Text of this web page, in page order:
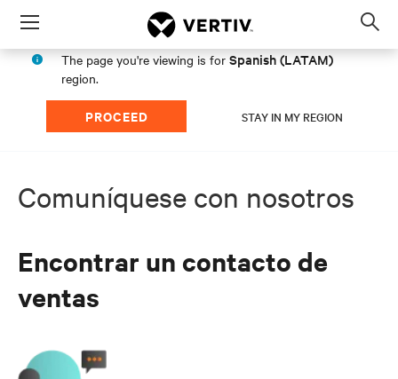
Menu
The page you're viewing is for Spanish (LATAM)
region.
PROCEED STAY IN MY REGION
Comuníquese con nosotros
Encontrar un contacto de
ventas